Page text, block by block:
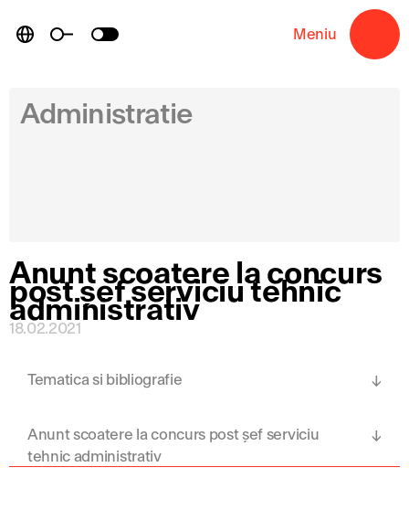
content
Meniu
Administratie
Anunt scoatere la concurs
post șef serviciu tehnic
administrativ
18.02.2021
Tematica si bibliografie
Anunt scoatere la concurs post șef serviciu
tehnic administrativ